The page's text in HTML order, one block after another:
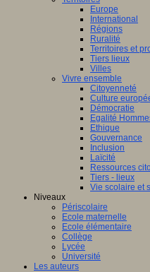
Europe
International
Régions
Ruralité
Territoires et
Tiers lieux
Villes
Vivre ensemble
Citoyenneté
Culture
Démocratie
Egalité
Ethique
Gouvernance
Inclusion
Laïcité
Ressources
Tiers - lieux
Vie scolaire et
Niveaux
Périscolaire
Ecole maternelle
Ecole élémentaire
Collège
Lycée
Université
Les auteurs